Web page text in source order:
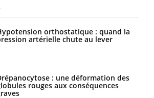
orthostatique : quand la
artérielle chute au lever
: une déformation des
rouges aux conséquences